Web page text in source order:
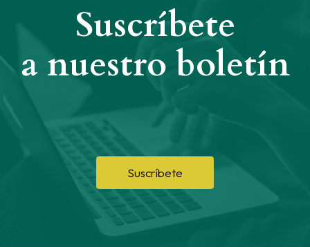
Suscríbete
Suscríbete
a nuestro boletín